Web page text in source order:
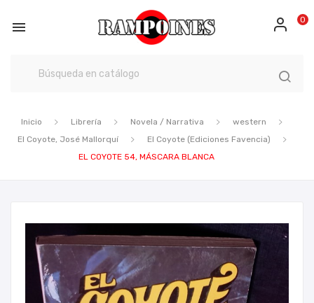
 0
Inicio Librería Novela / Narrativa
western
El Coyote, José Mallorquí
El Coyote (Ediciones Favencia)
EL COYOTE 54, MÁSCARA BLANCA